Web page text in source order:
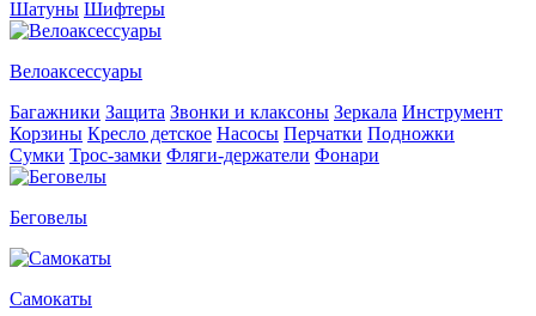
Шатуны Шифтеры
Велоаксессуары
Багажники Защита Звонки и клаксоны Зеркала Инструмент
Корзины Кресло детское Насосы Перчатки Подножки
Сумки Трос-замки Фляги-держатели Фонари
Беговелы
Самокаты